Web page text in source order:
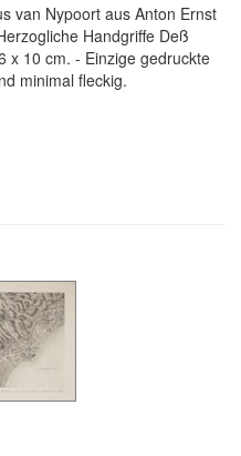
van Nypoort aus Anton Ernst
Handgriffe Deß
x 10 cm. - Einzige gedruckte
minimal fleckig.